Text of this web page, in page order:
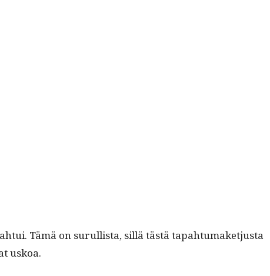
Tämä on surullista, sil­lä tästä tapah­tu­maketjus­ta
uskoa.